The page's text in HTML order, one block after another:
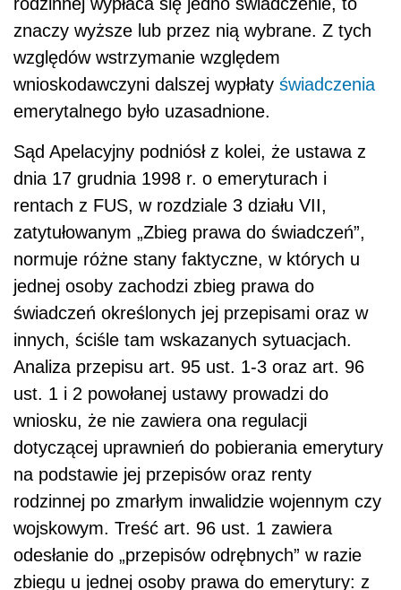
rodzinnej wypłaca się jedno świadczenie, to
znaczy wyższe lub przez nią wybrane. Z tych
względów wstrzymanie względem
wnioskodawczyni dalszej wypłaty świadczenia
emerytalnego było uzasadnione.
Sąd Apelacyjny podniósł z kolei, że ustawa z
dnia 17 grudnia 1998 r. o emeryturach i
rentach z FUS, w rozdziale 3 działu VII,
zatytułowanym „Zbieg prawa do świadczeń”,
normuje różne stany faktyczne, w których u
jednej osoby zachodzi zbieg prawa do
świadczeń określonych jej przepisami oraz w
innych, ściśle tam wskazanych sytuacjach.
Analiza przepisu art. 95 ust. 1-3 oraz art. 96
ust. 1 i 2 powołanej ustawy prowadzi do
wniosku, że nie zawiera ona regulacji
dotyczącej uprawnień do pobierania emerytury
na podstawie jej przepisów oraz renty
rodzinnej po zmarłym inwalidzie wojennym czy
wojskowym. Treść art. 96 ust. 1 zawiera
odesłanie do „przepisów odrębnych” w razie
zbiegu u jednej osoby prawa do emerytury: z